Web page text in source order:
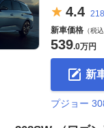
4.4
新車価格 （税込
539.0万円
新
プジョー